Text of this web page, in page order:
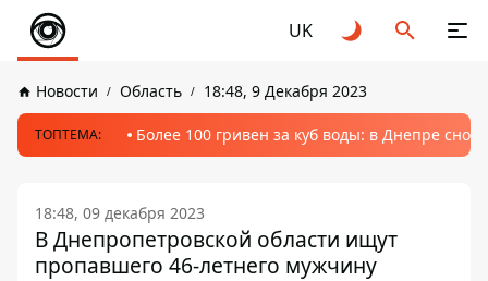
UK
Новости Область 18:48, 9 Декабря 2023
ТОПТЕМА: Более 100 гривен за куб воды: в Днепре
18:48, 09 декабря 2023
В Днепропетровской области ищут
пропавшего 46-летнего мужчину